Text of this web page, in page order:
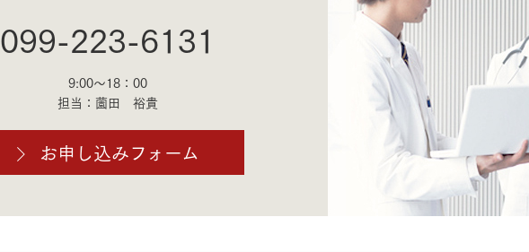
099-223-6131
9:00～18：00
担当：薗田 裕貴
お申し込みフォーム